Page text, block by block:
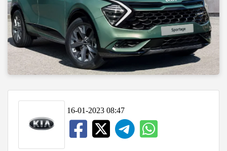
16-01-2023 08:47